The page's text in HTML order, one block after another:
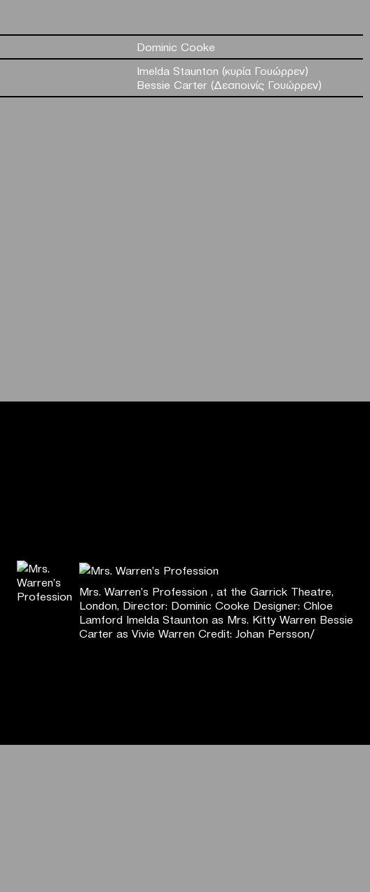
Dominic Cooke
Imelda Staunton (κυρία Γουώρρεν)
Bessie Carter (Δεσποινίς Γουώρρεν)
Mrs. Warren’s Profession , at the Garrick Theatre,
London, Director: Dominic Cooke Designer: Chloe
Lamford Imelda Staunton as Mrs. Kitty Warren Bessie
Carter as Vivie Warren Credit: Johan Persson/